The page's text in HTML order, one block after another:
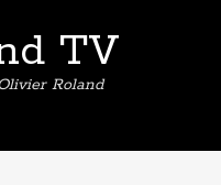
TV
Roland